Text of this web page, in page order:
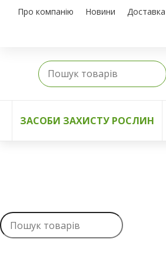
Про компанію Новини
ЗАСОБИ ЗАХИСТУ РОСЛИН